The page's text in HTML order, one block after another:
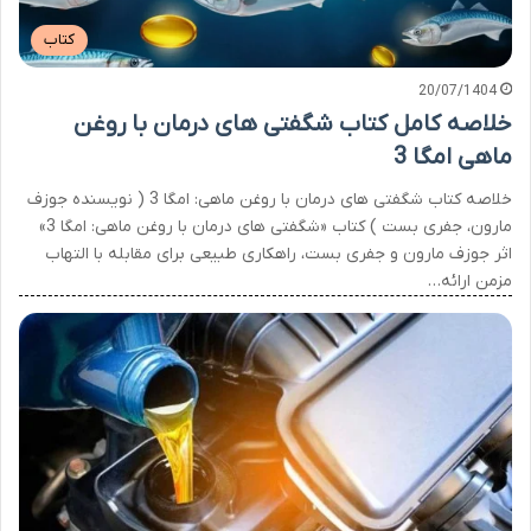
کتاب
20/07/1404
خلاصه کامل کتاب شگفتی های درمان با روغن
ماهی امگا 3
خلاصه کتاب شگفتی های درمان با روغن ماهی: امگا 3 ( نویسنده جوزف
مارون، جفری بست ) کتاب «شگفتی های درمان با روغن ماهی: امگا 3»
اثر جوزف مارون و جفری بست، راهکاری طبیعی برای مقابله با التهاب
مزمن ارائه…